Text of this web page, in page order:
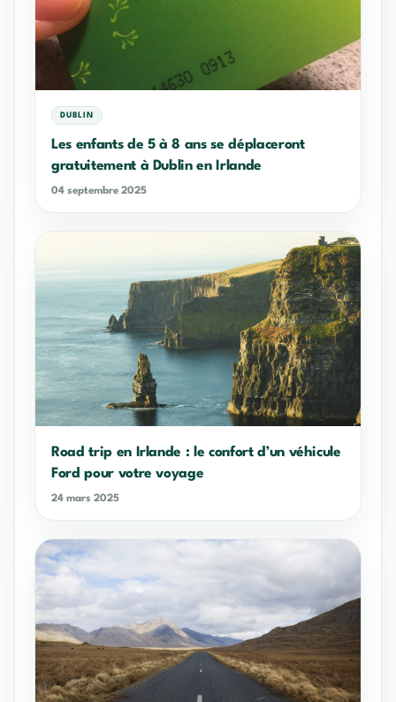
DUBLIN
Les enfants de 5 à 8 ans se déplaceront
gratuitement à Dublin en Irlande
04 septembre 2025
Road trip en Irlande : le confort d’un véhicule
Ford pour votre voyage
24 mars 2025